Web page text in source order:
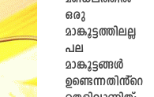
ഒരു
മാങ്കൂട്ടത്തിലല്ല
പല
മാങ്കൂട്ടങ്ങൾ
ഉണ്ടെന്നതിൻ്റെ